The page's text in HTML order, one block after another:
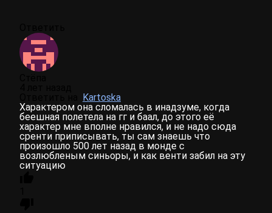
Kartoska
Характером она сломалась в инадзуме, когда
беешная полетела на гг и баал, до этого её
характер мне вполне нравился, и не надо сюда
сренти приписывать, ты сам знаешь что
произошло 500 лет назад в монде с
возлюбленым синьоры, и как венти забил на эту
ситуацию